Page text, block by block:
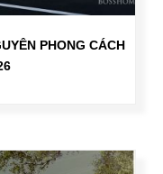
PHONG CÁCH